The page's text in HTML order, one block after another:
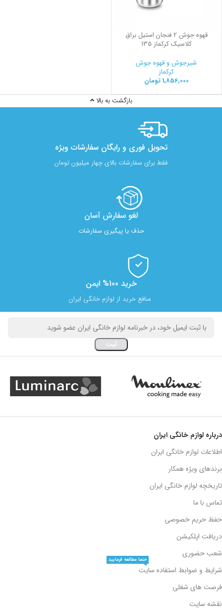
قهوه جوش 2 فنجان استیل براق
کلاسیک کرکماز 135
شیرجوش و قهوه جوش
کرکماز
1,856,000 تومان
بازگشت به بالا
تحویل فوری و رایگان سفارشات ویژه
فقط برای سفارشات بالای چهار میلیون تومان
لغو سفارش آسان​
حذف یا پیگیری سفارشات
خرید 100% ایمن
منافع خرید از لوازم خانگی ایران
درباره لوازم خانگی ایران
اطلاعات لوازم خانگی ایران
برندهای ویژه همکار
تاریخچه لوازم خانگی ایران
تماس با ما
حفظ حریم خصوصی
دریافت اپلکیشن
شعب حضوری
شرایط و ضوابط استفاده سایت
حتما مطالعه فرمایید
فرصت های شغلی
نقشه سایت